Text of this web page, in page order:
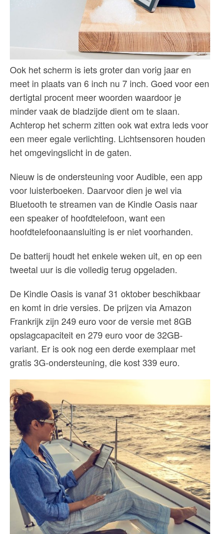
Ook het scherm is iets groter dan vorig jaar en
meet in plaats van 6 inch nu 7 inch. Goed voor een
dertigtal procent meer woorden waardoor je
minder vaak de bladzijde dient om te slaan.
Achterop het scherm zitten ook wat extra leds voor
een meer egale verlichting. Lichtsensoren houden
het omgevingslicht in de gaten.
Nieuw is de ondersteuning voor Audible, een app
voor luisterboeken. Daarvoor dien je wel via
Bluetooth te streamen van de Kindle Oasis naar
een speaker of hoofdtelefoon, want een
hoofdtelefoonaansluiting is er niet voorhanden.
De batterij houdt het enkele weken uit, en op een
tweetal uur is die volledig terug opgeladen.
De Kindle Oasis is vanaf 31 oktober beschikbaar
en komt in drie versies. De prijzen via Amazon
Frankrijk zijn 249 euro voor de versie met 8GB
opslagcapaciteit en 279 euro voor de 32GB-
variant. Er is ook nog een derde exemplaar met
gratis 3G-ondersteuning, die kost 339 euro.